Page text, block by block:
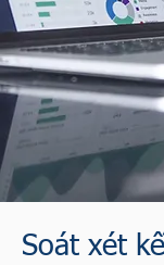
Soát xét